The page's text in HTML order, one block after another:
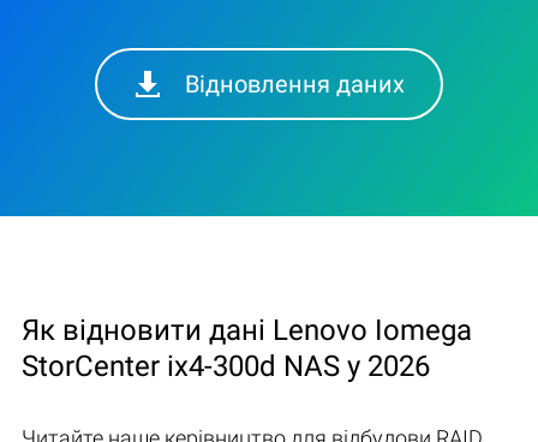
Відновлення даних
Як відновити дані Lenovo Iomega
StorCenter ix4-300d NAS у 2026